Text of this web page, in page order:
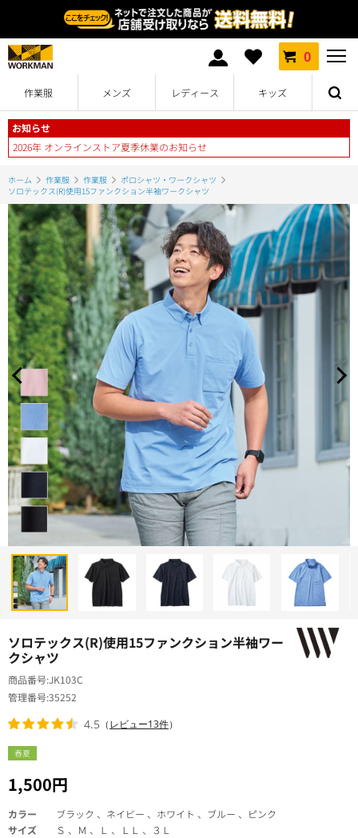
0
作業服 メンズ レディース キッズ
お知らせ
2026年 オンラインストア夏季休業のお知らせ
ホーム 作業服 作業服
ポロシャツ・ワークシャツ
ソロテックス(R)使用15ファンクション半袖ワークシャツ
ソロテックス(R)使用15ファンクション半袖ワー
クシャツ
春夏
1,500円
商品番号JK103C
管理番号35252
4.5 （レビュー13件）
カラー
ブラック 、ネイビー 、ホワイト 、ブルー 、ピンク
サイズ
Ｓ 、Ｍ 、Ｌ 、ＬＬ 、３Ｌ